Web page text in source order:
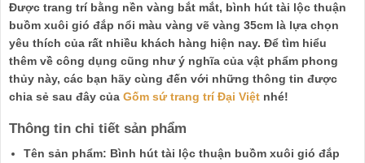
Được trang trí bằng nền vàng bắt mắt, bình hút tài lộc thuận
buồm xuôi gió đắp nổi màu vàng vẽ vàng 35cm là lựa chọn
yêu thích của rất nhiều khách hàng hiện nay. Để tìm hiểu
thêm về công dụng cũng như ý nghĩa của vật phẩm phong
thủy này, các bạn hãy cùng đến với những thông tin được
chia sẻ sau đây của Gốm sứ trang trí Đại Việt nhé!
Thông tin chi tiết sản phẩm
Tên sản phẩm: Bình hút tài lộc thuận buồm xuôi gió đắp